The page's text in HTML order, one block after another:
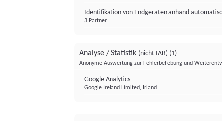
Identifikation von Endgeräten anhand
3 Partner
Analyse / Statistik (nicht IAB) (1)
Anonyme Auswertung zur Fehlerbehebung und
Google Analytics
Google Ireland Limited, Irland